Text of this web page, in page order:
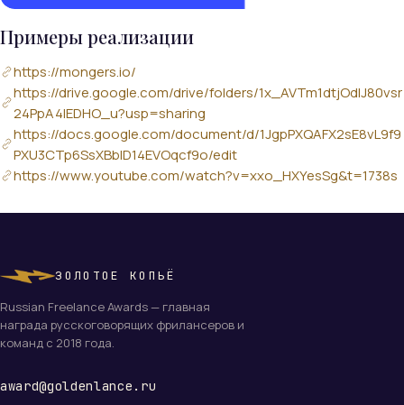
Примеры реализации
https://mongers.io/
https://drive.google.com/drive/folders/1x_AVTm1dtjOdIJ80vsr
24PpA4IEDHO_u?usp=sharing
https://docs.google.com/document/d/1JgpPXQAFX2sE8vL9f9
PXU3CTp6SsXBblD14EVOqcf9o/edit
https://www.youtube.com/watch?v=xxo_HXYesSg&t=1738s
ЗОЛОТОЕ КОПЬЁ
Russian Freelance Awards — главная
награда русскоговорящих фрилансеров и
команд с 2018 года.
award@goldenlance.ru